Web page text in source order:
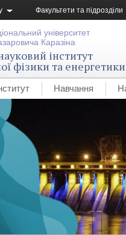
Факультети та підрозділи
університет
Каразіна
інститут
фізики та енергетики
Навчання